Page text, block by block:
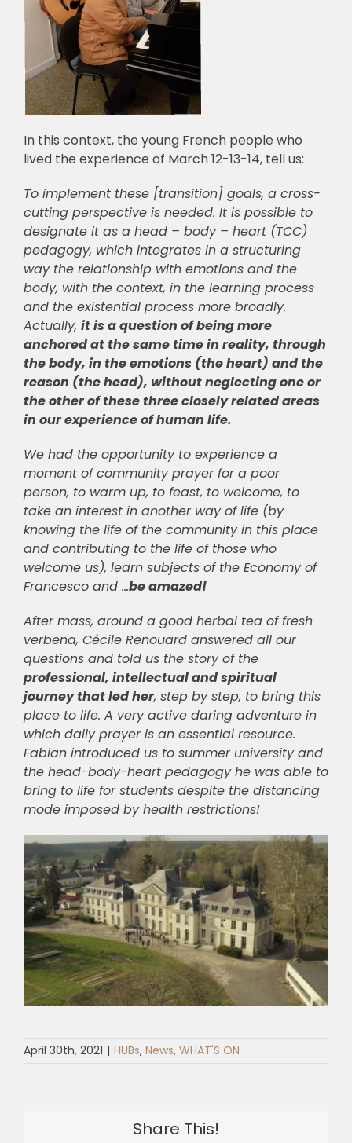
In this context, the young French people who
lived the experience of March 12-13-14, tell us:
To implement these [transition] goals, a cross-
cutting perspective is needed. It is possible to
designate it as a head – body – heart (TCC)
pedagogy, which integrates in a structuring
way the relationship with emotions and the
body, with the context, in the learning process
and the existential process more broadly.
Actually, it is a question of being more
anchored at the same time in reality, through
the body, in the emotions (the heart) and the
reason (the head), without neglecting one or
the other of these three closely related areas
in our experience of human life.
We had the opportunity to experience a
moment of community prayer for a poor
person, to warm up, to feast, to welcome, to
take an interest in another way of life (by
knowing the life of the community in this place
and contributing to the life of those who
welcome us), learn subjects of the Economy of
Francesco and …be amazed!
After mass, around a good herbal tea of fresh
verbena, Cécile Renouard answered all our
questions and told us the story of the
professional, intellectual and spiritual
journey that led her, step by step, to bring this
place to life. A very active daring adventure in
which daily prayer is an essential resource.
Fabian introduced us to summer university and
the head-body-heart pedagogy he was able to
bring to life for students despite the distancing
mode imposed by health restrictions!
April 30th, 2021 | HUBs, News, WHAT'S ON
Share This!